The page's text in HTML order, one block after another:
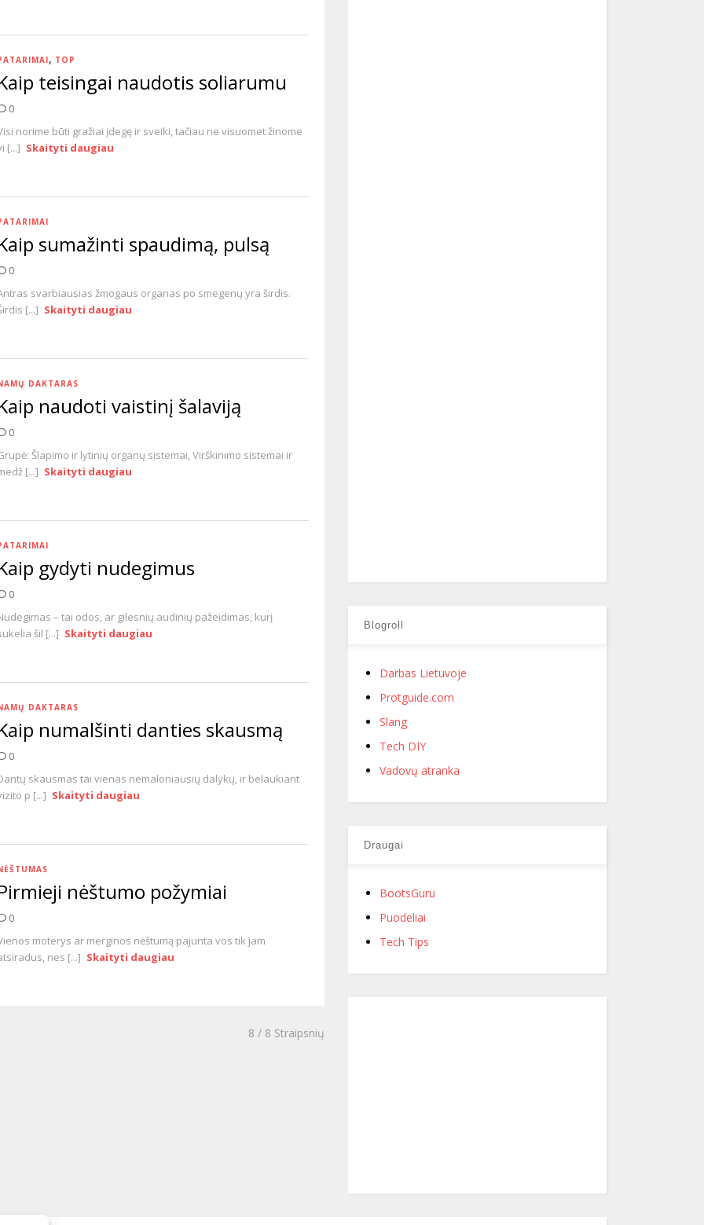
, TOP
teisingai naudotis soliarumu
0
norime būti gražiai įdegę ir sveiki, tačiau ne visuomet žinome
[...] Skaityti daugiau
sumažinti spaudimą, pulsą
0
svarbiausias žmogaus organas po smegenų yra širdis.
[...] Skaityti daugiau
DAKTARAS
naudoti vaistinį šalaviją
0
Šlapimo ir lytinių organų sistemai, Virškinimo sistemai ir
[...] Skaityti daugiau
gydyti nudegimus
0
– tai odos, ar gilesnių audinių pažeidimas, kurį
šil [...] Skaityti daugiau
DAKTARAS
numalšinti danties skausmą
0
skausmas tai vienas nemaloniausių dalykų, ir belaukiant
p [...] Skaityti daugiau
nėštumo požymiai
0
moterys ar merginos nėštumą pajunta vos tik jam
nes [...] Skaityti daugiau
8 / 8 Straipsnių
Blogroll
Darbas Lietuvoje
Protguide.com
Slang
Tech DIY
Vadovų atranka
Draugai
BootsGuru
Puodeliai
Tech Tips